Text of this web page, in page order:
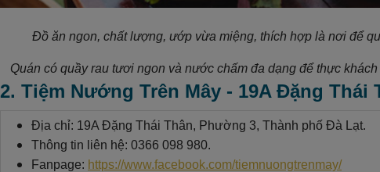
Đồ ăn ngon, chất lượng, ướp vừa miệng, thích hợp là nơi để
Quán có quầy rau tươi ngon và nước chấm đa dạng để thực
2. Tiệm Nướng Trên Mây - 19A Đặng Thái
Địa chỉ: 19A Đặng Thái Thân, Phường 3, Thành phố Đà Lạt.
Thông tin liên hệ: 0366 098 980.
Fanpage: https://www.facebook.com/tiemnuongtrenmay/